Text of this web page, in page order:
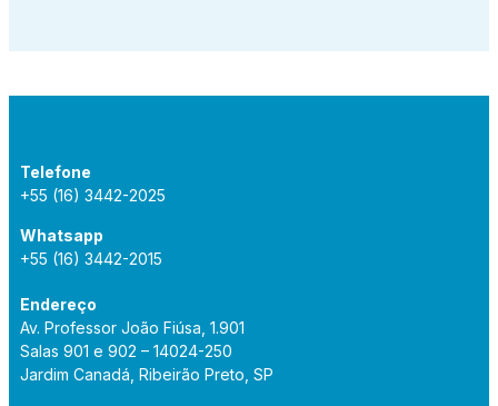
Telefone
+55 (16) 3442-2025
Whatsapp
+55 (16) 3442-2015
Endereço
Av. Professor João Fiúsa, 1.901
Salas 901 e 902 – 14024-250
Jardim Canadá, Ribeirão Preto, SP​